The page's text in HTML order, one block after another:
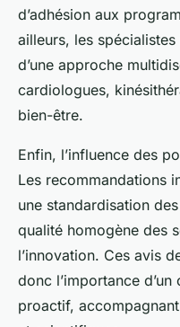
d’adhésion aux
ailleurs, les
d’une approche
cardiologues,
bien-être.
Enfin, l’influence des
Les recommandations
une standardisation
qualité homogène des
l’innovation. Ces avis
donc l’importance
proactif,